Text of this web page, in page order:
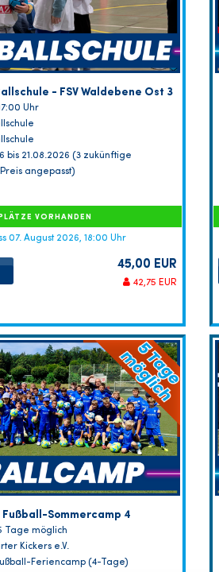
- FSV Waldebene Ost 3
Uhr
bis 21.08.2026 (3 zukünftige
angepasst)
VORHANDEN
07. August 2026, 18:00 Uhr
45,00 EUR
42,75 EUR
Fußball-Sommercamp 4
Tage möglich
Kickers e.V.
Feriencamp (4-Tage)